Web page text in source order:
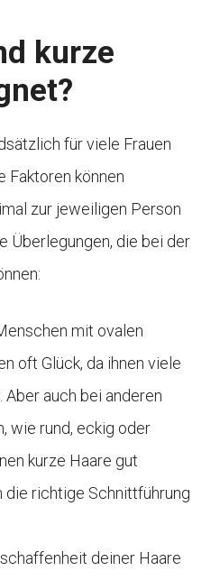
kurze
für viele Frauen
Faktoren können
zur jeweiligen Person
Überlegungen, die bei der
mit ovalen
oft Glück, da ihnen viele
Aber auch bei anderen
wie rund, eckig oder
kurze Haare gut
die richtige Schnittführung
deiner Haare